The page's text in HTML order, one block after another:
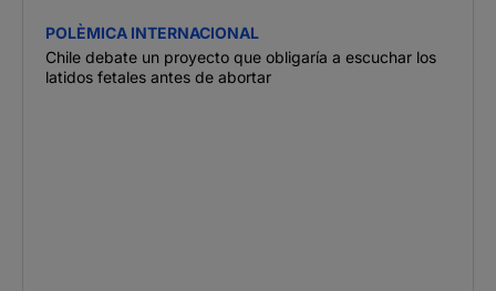
POLÈMICA INTERNACIONAL
Chile debate un proyecto que obligaría a escuchar los
latidos fetales antes de abortar